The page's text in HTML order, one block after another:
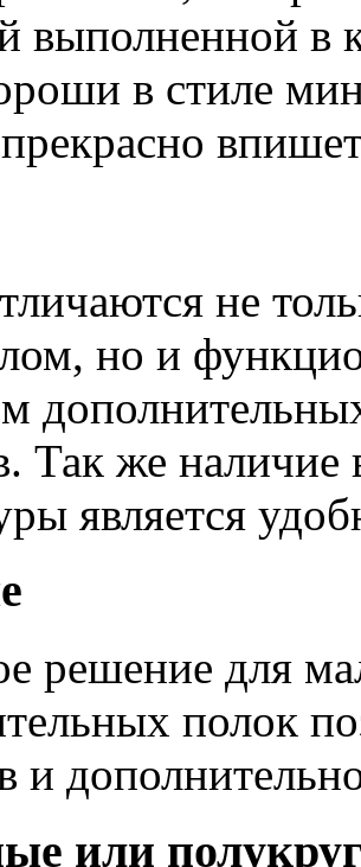
выполненной в
в стиле
не
но и
Так же наличие
является
решение для
полок
и
или